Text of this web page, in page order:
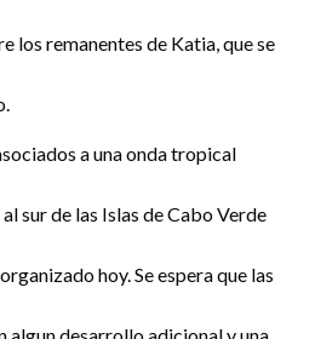
los remanentes de Katia, que se
a una onda tropical
sur de las Islas de Cabo Verde
hoy. Se espera que las